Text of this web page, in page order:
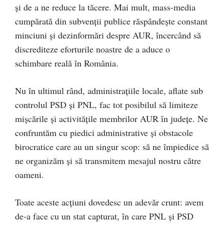
și de a ne reduce la tăcere. Mai mult, mass-media
cumpărată din subvenții publice răspândește constant
minciuni și dezinformări despre AUR, încercând să
discrediteze eforturile noastre de a aduce o
schimbare reală în România.
Nu în ultimul rând, administrațiile locale, aflate sub
controlul PSD și PNL, fac tot posibilul să limiteze
mișcările și activitățile membrilor AUR în județe. Ne
confruntăm cu piedici administrative și obstacole
birocratice care au un singur scop: să ne împiedice să
ne organizăm și să transmitem mesajul nostru către
oameni.
Toate aceste acțiuni dovedesc un adevăr crunt: avem
de-a face cu un stat capturat, în care PNL și PSD